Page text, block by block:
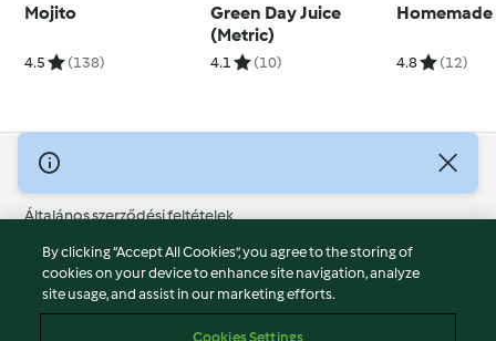
Mojito
4.5 (138)
Green Day Juice
(Metric)
4.1 (10)
Homemade
4.8 (12)
© Szerzői jog 2026
Általános szerződési feltételek
Adatvédelmi irányelvek
Jogi nyilatkozat
Cégjelzés
By clicking “Accept All Cookies”, you agree to the storing of
cookies on your device to enhance site navigation, analyze
site usage, and assist in our marketing efforts.
Cookies Settings